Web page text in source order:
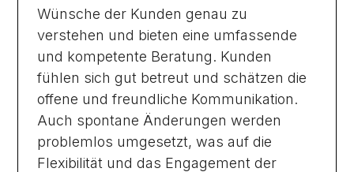
Wünsche der Kunden genau zu
verstehen und bieten eine umfassende
und kompetente Beratung. Kunden
fühlen sich gut betreut und schätzen die
offene und freundliche Kommunikation.
Auch spontane Änderungen werden
problemlos umgesetzt, was auf die
Flexibilität und das Engagement der